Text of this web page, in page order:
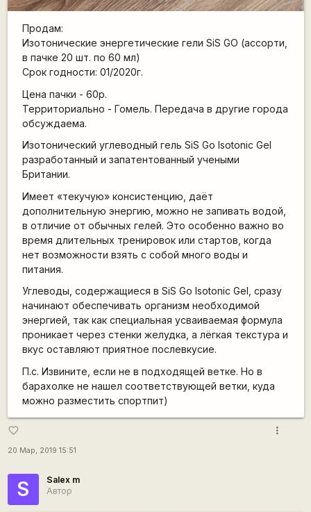
Продам:
Изотонические энергетические гели SiS GO (ассорти,
в пачке 20 шт. по 60 мл)
Срок годности: 01/2020г.
Цена пачки - 60р.
Территориально - Гомель. Передача в другие города
обсуждаема.
Изотонический углеводный гель SiS Go Isotonic Gel
разработанный и запатентованный учеными
Британии.
Имеет «текучую» консистенцию, даёт
дополнительную энергию, можно не запивать водой,
в отличие от обычных гелей. Это особенно важно во
время длительных тренировок или стартов, когда
нет возможности взять с собой много воды и
питания.
Углеводы, содержащиеся в SiS Go Isotonic Gel, сразу
начинают обеспечивать организм необходимой
энергией, так как специальная усваиваемая формула
проникает через стенки желудка, а лёгкая текстура и
вкус оставляют приятное послевкусие.
П.с. Извините, если не в подходящей ветке. Но в
барахолке не нашел соответствующей ветки, куда
можно разместить спортпит)
favorite_border
20 Мар, 2019 15:51
more_vert
S
Salex m
Автор